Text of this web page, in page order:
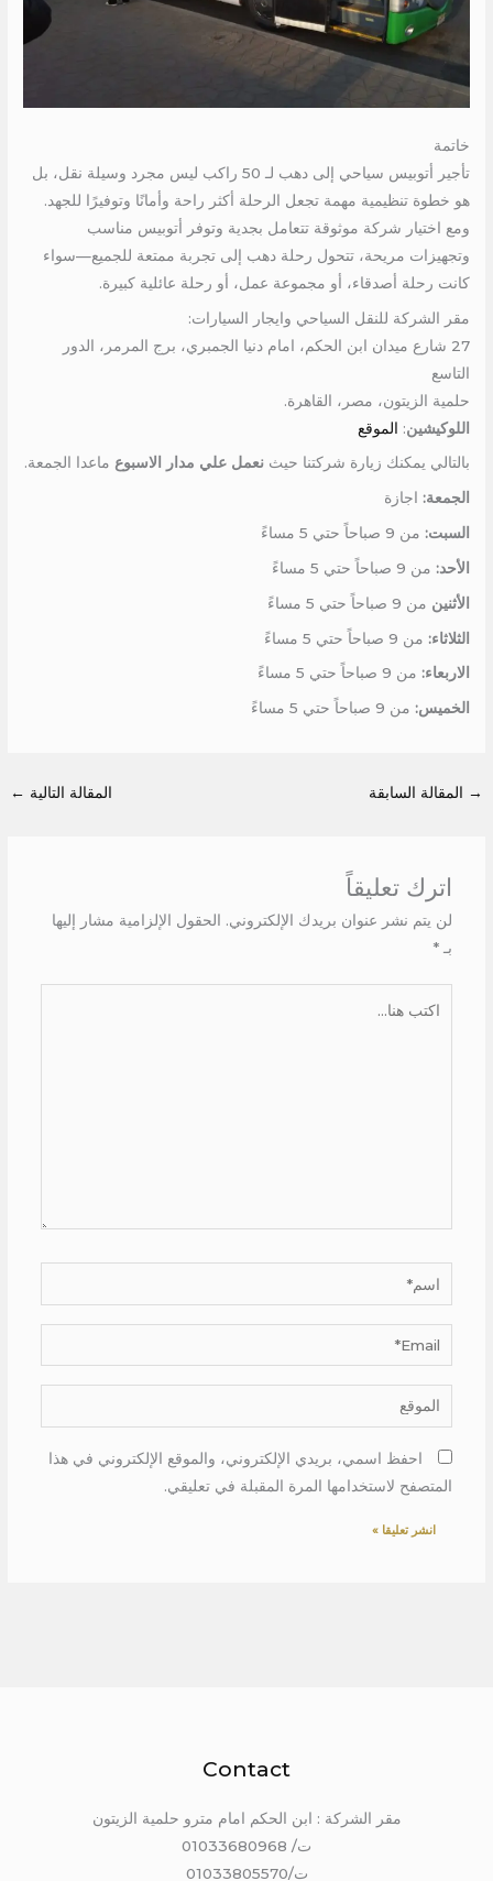
خاتمة
تأجير أتوبيس سياحي إلى دهب لـ 50 راكب ليس مجرد وسيلة نقل، بل
هو خطوة تنظيمية مهمة تجعل الرحلة أكثر راحة وأمانًا وتوفيرًا للجهد.
ومع اختيار شركة موثوقة تتعامل بجدية وتوفر أتوبيس مناسب
وتجهيزات مريحة، تتحول رحلة دهب إلى تجربة ممتعة للجميع—سواء
كانت رحلة أصدقاء، أو مجموعة عمل، أو رحلة عائلية كبيرة.
مقر الشركة للنقل السياحي وايجار السيارات:
27 شارع ميدان ابن الحكم، امام دنيا الجمبري، برج المرمر، الدور
التاسع
حلمية الزيتون، مصر، القاهرة.
اللوكيشين: الموقع
بالتالي يمكنك زيارة شركتنا حيثنعمل علي مدار الاسبوع ماعدا الجمعة.
الجمعة: اجازة
السبت: من 9 صباحاً حتي 5 مساءً
الأحد: من 9 صباحاً حتي 5 مساءً
الأثنين من 9 صباحاً حتي 5 مساءً
الثلاثاء: من 9 صباحاً حتي 5 مساءً
الاربعاء: من 9 صباحاً حتي 5 مساءً
الخميس: من 9 صباحاً حتي 5 مساءً
→ المقالة السابقة المقالة التالية ←
اترك تعليقاً
لن يتم نشر عنوان بريدك الإلكتروني. الحقول الإلزامية مشار إليها
بـ *
اسم*
Email*
الموقع
احفظ اسمي، بريدي الإلكتروني، والموقع الإلكتروني في هذا
المتصفح لاستخدامها المرة المقبلة في تعليقي.
Contact
مقر الشركة : ابن الحكم امام مترو حلمية الزيتون
ت/ 01033680968
ت/01033805570